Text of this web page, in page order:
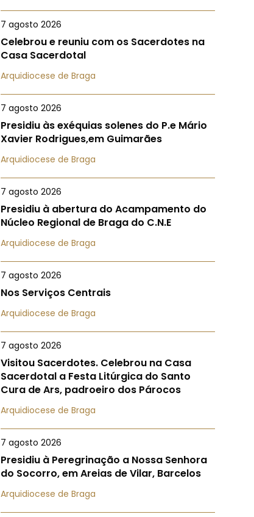
7 agosto 2026
Celebrou e reuniu com os Sacerdotes na
Casa Sacerdotal
Arquidiocese de Braga
7 agosto 2026
Presidiu às exéquias solenes do P.e Mário
Xavier Rodrigues,em Guimarães
Arquidiocese de Braga
7 agosto 2026
Presidiu à abertura do Acampamento do
Núcleo Regional de Braga do C.N.E
Arquidiocese de Braga
7 agosto 2026
Nos Serviços Centrais
Arquidiocese de Braga
7 agosto 2026
Visitou Sacerdotes. Celebrou na Casa
Sacerdotal a Festa Litúrgica do Santo
Cura de Ars, padroeiro dos Párocos
Arquidiocese de Braga
7 agosto 2026
Presidiu à Peregrinação a Nossa Senhora
do Socorro, em Areias de Vilar, Barcelos
Arquidiocese de Braga